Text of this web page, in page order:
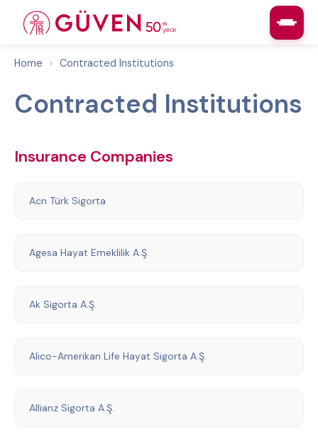
Home › Contracted Institutions
Contracted Institutions
Insurance Companies
Acn Türk Sigorta
Agesa Hayat Emeklilik A.Ş.
Ak Sigorta A.Ş.
Alico-Amerikan Life Hayat Sigorta A.Ş.
Allianz Sigorta A.Ş.